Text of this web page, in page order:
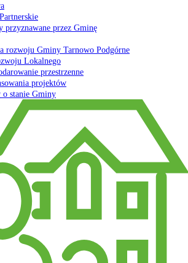
przyznawane przez Gminę
rozwoju Gminy Tarnowo Podgórne
Lokalnego
przestrzenne
projektów
o stanie Gminy